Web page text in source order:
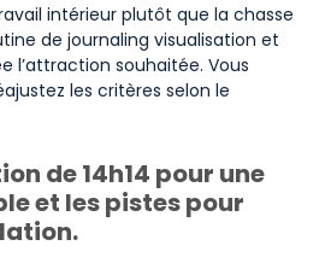
intérieur plutôt que la chasse
de journaling visualisation et
l’attraction souhaitée. Vous
les critères selon le
de 14h14 pour une
et les pistes pour